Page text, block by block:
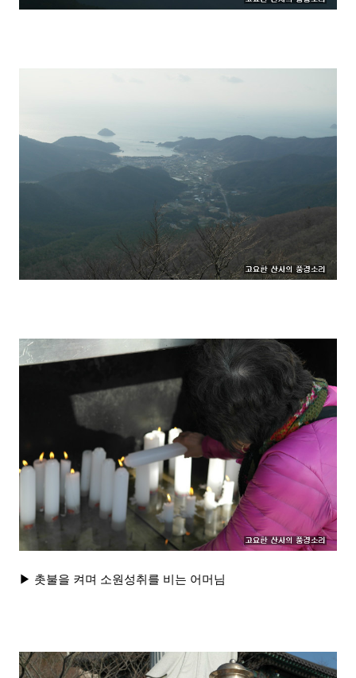
▶ 촛불을 켜며 소원성취를 비는 어머님